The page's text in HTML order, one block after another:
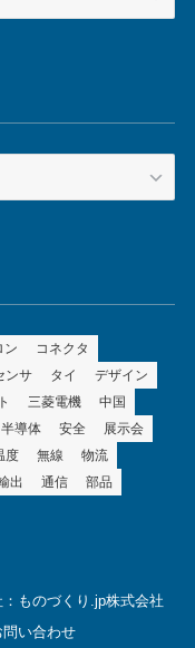
ン
コネクタ
ンサ タイ
デザイン
三菱電機
中国
半導体 安全
展示会
度 無線
物流
出 通信
部品
ものづくり.jp株式会社
問い合わせ